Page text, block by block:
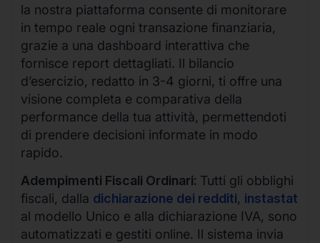
la nostra piattaforma consente di monitorare
in tempo reale ogni transazione finanziaria,
grazie a una dashboard interattiva che
fornisce report dettagliati. Il bilancio
d’esercizio, redatto in 3-4 giorni, ti offre una
visione completa e comparativa della
performance della tua attività, permettendoti
di prendere decisioni informate in modo
rapido.
Adempimenti Fiscali Ordinari: Tutti gli obblighi
fiscali, dalla dichiarazione dei redditi, instastat
al modello Unico e alla dichiarazione IVA, sono
automatizzati e gestiti online. Il sistema invia